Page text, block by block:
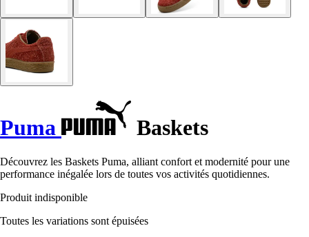
Puma Baskets
Découvrez les Baskets Puma, alliant confort et modernité pour une
performance inégalée lors de toutes vos activités quotidiennes.
Produit indisponible
Toutes les variations sont épuisées